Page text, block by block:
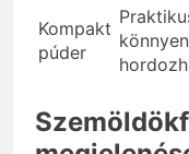
Kompakt
púder
könnyen